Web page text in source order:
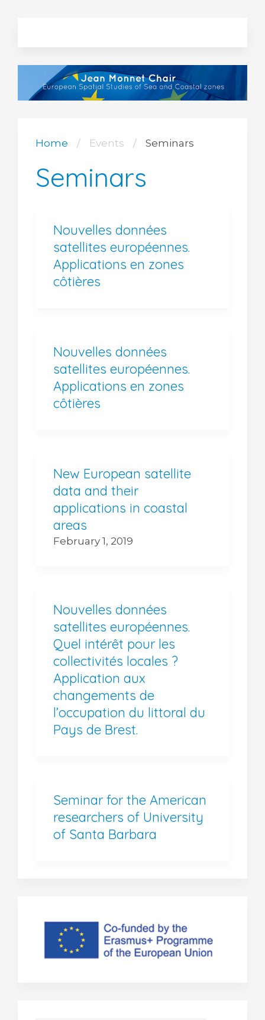
Home Events Seminars
Seminars
Nouvelles données
satellites européennes.
Applications en zones
côtières
Nouvelles données
satellites européennes.
Applications en zones
côtières
New European satellite
data and their
applications in coastal
areas
February 1, 2019
Nouvelles données
satellites européennes.
Quel intérêt pour les
collectivités locales ?
Application aux
changements de
l’occupation du littoral du
Pays de Brest.
Seminar for the American
researchers of University
of Santa Barbara